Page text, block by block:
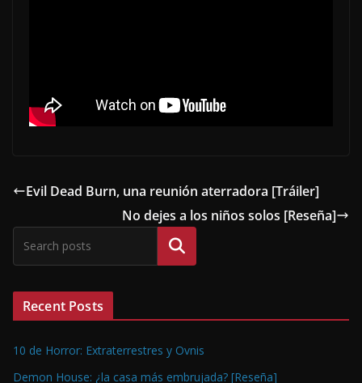
Evil Dead Burn, una reunión aterradora [Tráiler]
No dejes a los niños solos [Reseña]
Buscar
Recent Posts
10 de Horror: Extraterrestres y Ovnis
Demon House: ¿la casa más embrujada? [Reseña]